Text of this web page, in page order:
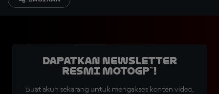
Dapatkan Newsletter
Resmi MotoGP™!
Buat akun sekarang untuk mengakses konten video,